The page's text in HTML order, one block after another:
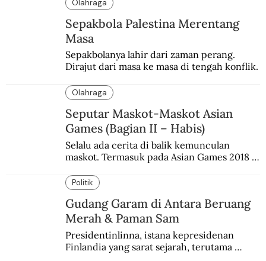
Olahraga
Sepakbola Palestina Merentang
Masa
Sepakbolanya lahir dari zaman perang.
Dirajut dari masa ke masa di tengah konflik.
Olahraga
Seputar Maskot-Maskot Asian
Games (Bagian II – Habis)
Selalu ada cerita di balik kemunculan
maskot. Termasuk pada Asian Games 2018
Politik
Gudang Garam di Antara Beruang
Merah & Paman Sam
Presidentinlinna, istana kepresidenan
Finlandia yang sarat sejarah, terutama